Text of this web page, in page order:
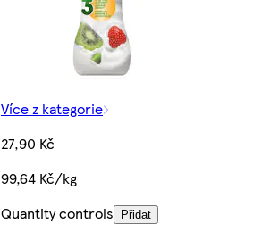
Více z kategorie
27,90 Kč
99,64 Kč/kg
Quantity controls
Přidat